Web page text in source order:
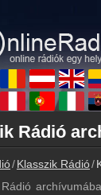
Klasszik Rádió